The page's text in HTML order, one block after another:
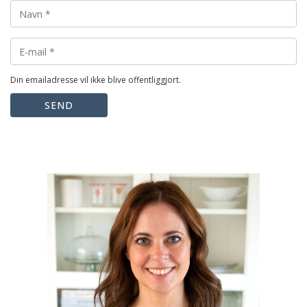
Din emailadresse vil ikke blive offentliggjort.
SEND